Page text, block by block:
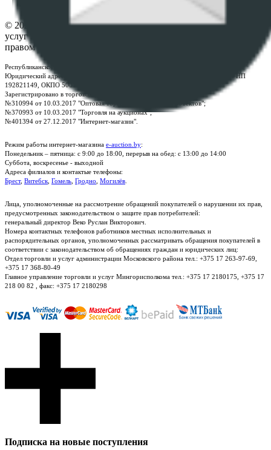
© 2026 Республиканское унитарное предприятие по оказанию
услуг "БелЮрОбеспечение" - Все права защищены авторским
правом
Республиканское унитарное предприятие по оказанию услуг "БелЮрОбеспечение"
Юридический адрес: г. Минск, пр-т. Дзержинского, 1Б, e-mail:
, УНП
192821149, ОКПО 500111895000
Зарегистрировано в торговом реестре Республики Беларусь:
№310994 от 10.03.2017 "Оптовая торговля без торговых объектов";
№370993 от 10.03.2017 "Торговля на аукционах";
№401394 от 27.12.2017 "Интернет-магазин".
Режим работы интернет-магазина e-auction.by:
Понедельник – пятница: с 9:00 до 18:00, перерыв на обед: с 13:00 до 14:00
Суббота, воскресенье - выходной
Адреса филиалов и контактые телефоны:
Брест, Витебск Гомель Гродно Могилёв
Лица, уполномоченные на рассмотрение обращений покупателей о нарушении их прав,
предусмотренных законодательством о защите прав потребителей:
генеральный директор Веко Руслан Викторович.
Номера контактных телефонов работников местных исполнительных и
распорядительных органов, уполномоченных рассматривать обращения покупателей в
соответствии с законодательством об обращениях граждан и юридических лиц:
Отдел торговли и услуг администрации Московского района тел.: +375 17 263-97-69,
+375 17 368-80-49
Главное управление торговли и услуг Мингорисполкома тел.: +375 17 2180175, +375 17
218 00 82 , факс: +375 17 2180298
Подписка на новые поступления